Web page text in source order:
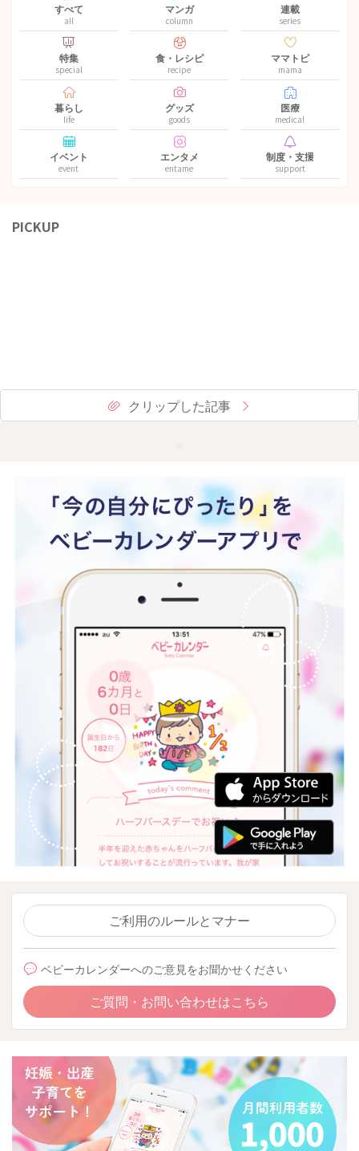
すべて
all
マンガ
column
連載
series
特集
special
食・レシピ
recipe
ママトピ
mama
暮らし
life
グッズ
goods
医療
medical
イベント
event
エンタメ
entame
制度・支援
support
PICKUP
クリップした記事
ご利用のルールとマナー
ベビーカレンダーへのご意見をお聞かせください
ご質問・お問い合わせはこちら